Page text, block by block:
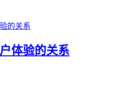
体验的关系